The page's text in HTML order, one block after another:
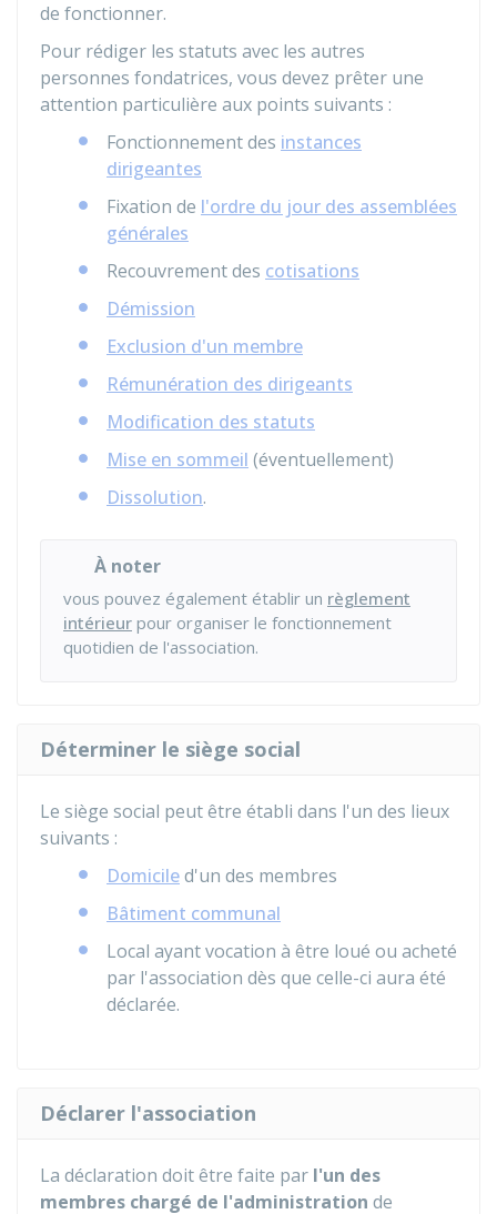
de fonctionner.
Pour rédiger les statuts avec les autres
personnes fondatrices, vous devez prêter une
attention particulière aux points suivants :
Fonctionnement des instances
dirigeantes
Fixation de l'ordre du jour des assemblées
générales
Recouvrement des cotisations
Démission
Exclusion d'un membre
Rémunération des dirigeants
Modification des statuts
Mise en sommeil (éventuellement)
Dissolution.
À noter
vous pouvez également établir un règlement
intérieur pour organiser le fonctionnement
quotidien de l'association.
Déterminer le siège social
Le siège social peut être établi dans l'un des lieux
suivants :
Domiciled'un des membres
Bâtiment communal
Local ayant vocation à être loué ou acheté
par l'association dès que celle-ci aura été
déclarée.
Déclarer l'association
La déclaration doit être faite par l'un des
membres chargé de l'administration de